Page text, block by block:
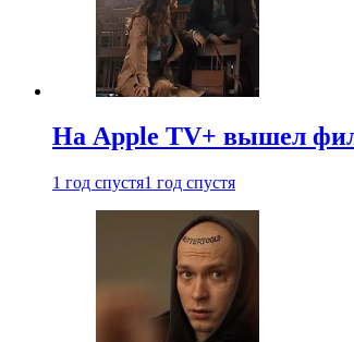
На Apple TV+ вышел
1 год спустя1 год спустя